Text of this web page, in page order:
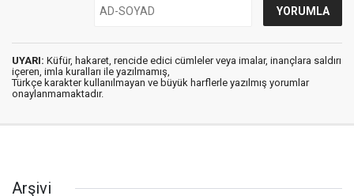
UYARI: Küfür, hakaret, rencide edici cümleler veya imalar, inançlara saldırı
içeren, imla kuralları ile yazılmamış,
Türkçe karakter kullanılmayan ve büyük harflerle yazılmış yorumlar
onaylanmamaktadır.
Arşivi